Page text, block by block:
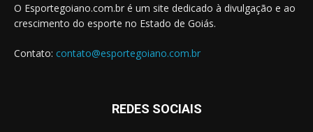
O Esportegoiano.com.br é um site dedicado à divulgação e ao
crescimento do esporte no Estado de Goiás.
Contato: contato@esportegoiano.com.br
REDES SOCIAIS